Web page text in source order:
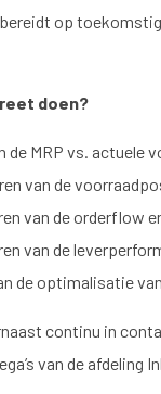
op
doen?
de MRP vs. actuele
van de
van de orderflow
van de
de optimalisatie
continu in
van de afdeling